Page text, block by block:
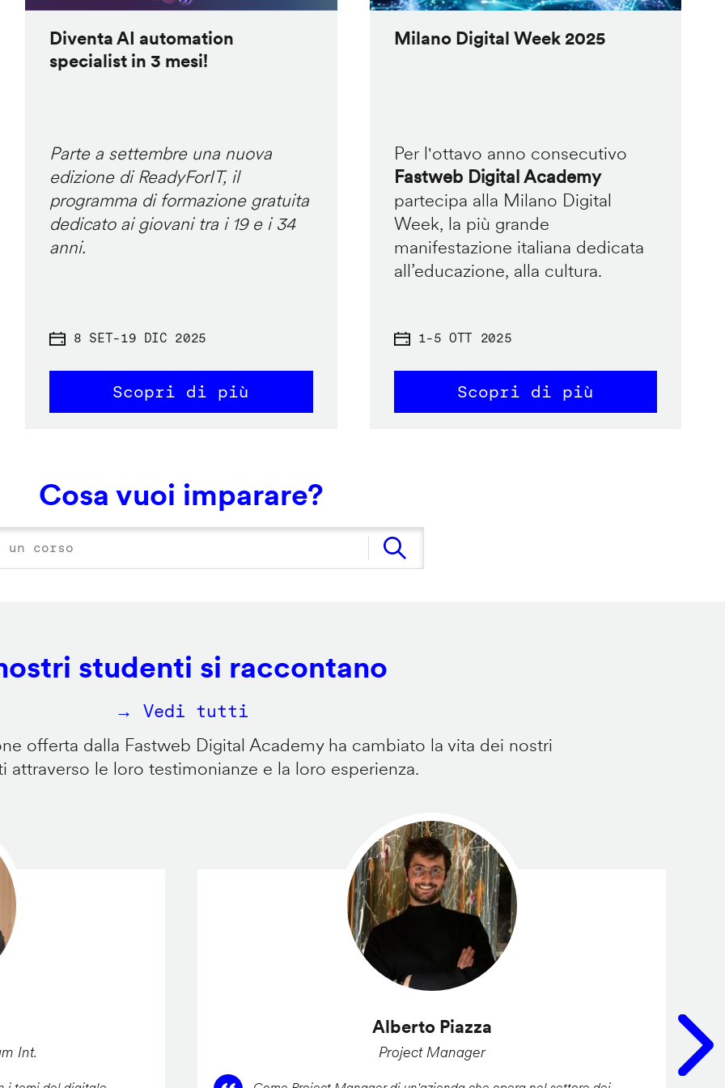
Diventa AI automation
specialist in 3 mesi!
Parte a settembre una nuova
edizione di ReadyForIT, il
programma di formazione gratuita
dedicato ai giovani tra i 19 e i 34
anni.
8 SET-19 DIC 2025
Scopri di più
Milano Digital Week 2025
Per l'ottavo anno consecutivo
Fastweb Digital Academy
partecipa alla Milano Digital
Week, la più grande
manifestazione italiana dedicata
all’educazione, alla cultura.
1-5 OTT 2025
Scopri di più
Cosa vuoi imparare?
studenti si raccontano
→ Vedi tutti
offerta dalla Fastweb Digital Academy ha cambiato la vita dei nostri
attraverso le loro testimonianze e la loro esperienza.
Int.
Alberto Piazza
Project Manager